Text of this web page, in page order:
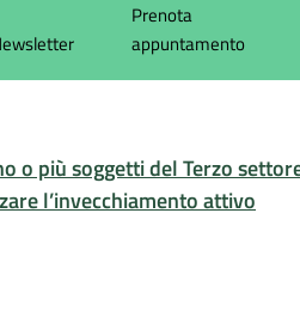
Prenota
appuntamento
o più soggetti del Terzo
l’invecchiamento attivo